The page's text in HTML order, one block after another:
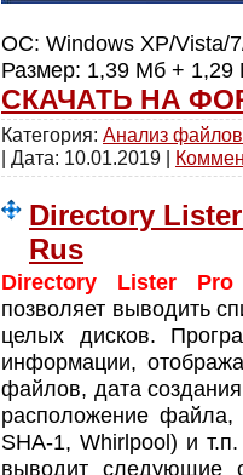
ОС: Windows XP/Vista/
Размер: 1,39 Мб +
СКАЧАТЬ НА
Категория: Анализ файлов
| Дата: 10.01.2019 |
Directory
Rus
Directory Lister Pro
позволяет выводить
целых дисков.
информации,
файлов, дата
расположение
SHA-1, Whirlpool) и
выводит следующие